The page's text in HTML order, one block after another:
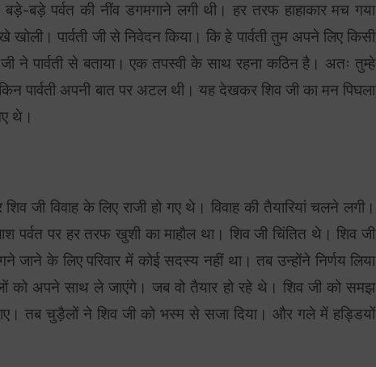
बड़े-बड़े पर्वत की नींव डगमगाने लगी थी। हर तरफ हाहाकार मच गया
पार्वती जी से निवेदन किया। कि हे पार्वती तुम अपने लिए किसी
ने पार्वती से बताया। एक तपस्वी के साथ रहना कठिन है। अतः तुम्हे
पार्वती अपनी बात पर अटल थी। यह देखकर शिव जी का मन पिघला
थे।
जी विवाह के लिए राजी हो गए थे। विवाह की तैयारियां चलने लगी।
पर्वत पर हर तरफ खुशी का माहौल था। शिव जी चिंतित थे। शिव जी
जाने के लिए परिवार में कोई सदस्य नहीं था। तब उन्होंने निर्णय लिया
को अपने साथ ले जाएंगे। जब वो तैयार हो रहे थे। शिव जी को समझ
तब चुड़ैलों ने शिव जी को भस्म से सजा दिया। और गले में हड्डियों